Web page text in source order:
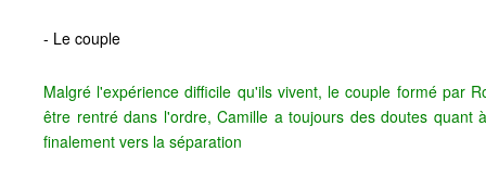
- Le couple
Malgré l'expérience difficile qu'ils vivent, le couple formé par
être rentré dans l'ordre, Camille a toujours des doutes
finalement vers la séparation